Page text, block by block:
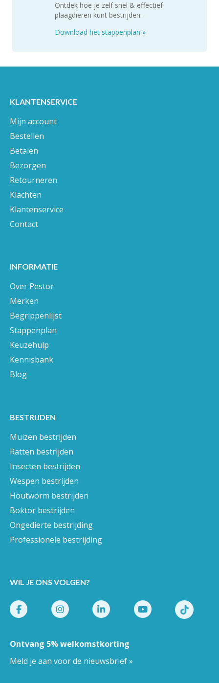
Ontdek hoe je zelf snel & effectief
plaagdieren kunt bestrijden.
Download het stappenplan »
KLANTENSERVICE
Mijn account
Bestellen
Betalen
Bezorgen
Retourneren
Klachten
Klantenservice
Contact
INFORMATIE
Over Pestor
Merken
Begrippenlijst
Stappenplan
Keuzehulp
Kennisbank
Blog
BESTRIJDEN
Muizen bestrijden
Ratten bestrijden
Insecten bestrijden
Wespen bestrijden
Houtworm bestrijden
Boktor bestrijden
Ongedierte bestrijding
Professionele bestrijding
WIL JE ONS VOLGEN?
Ontvang 5% welkomstkorting
Meld je aan voor de nieuwsbrief »